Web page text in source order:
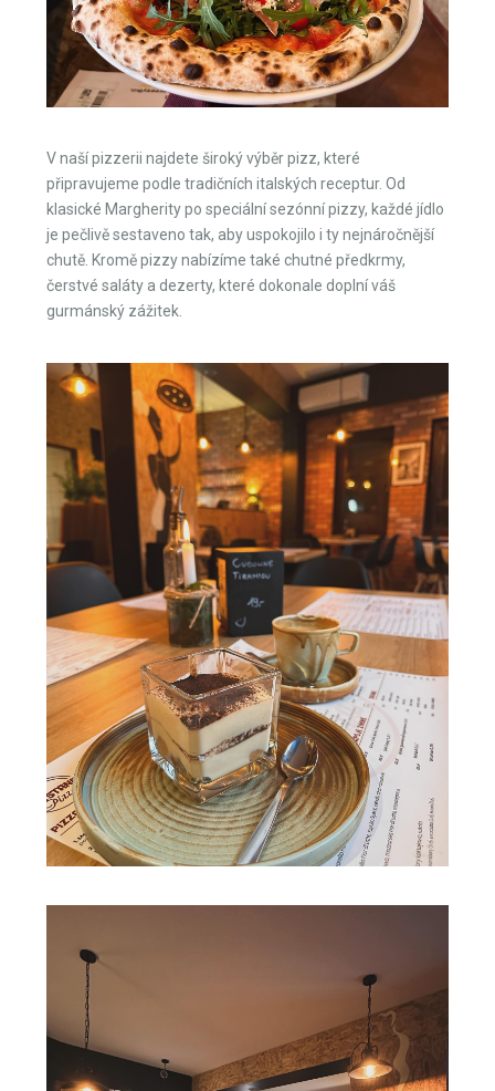
V naší pizzerii najdete široký výběr pizz, které
připravujeme podle tradičních italských receptur. Od
klasické Margherity po speciální sezónní pizzy, každé jídlo
je pečlivě sestaveno tak, aby uspokojilo i ty nejnáročnější
chutě. Kromě pizzy nabízíme také chutné předkrmy,
čerstvé saláty a dezerty, které dokonale doplní váš
gurmánský zážitek.